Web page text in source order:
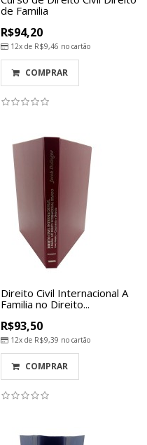
de Familia
R$94,20
12x de R$9,46 no cartão
COMPRAR
Direito Civil Internacional A
Familia no Direito...
R$93,50
12x de R$9,39 no cartão
COMPRAR